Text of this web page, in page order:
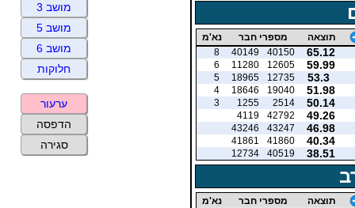
תוצאה מספרי חבר נא'מ
65.12
40150
40149
8
59.99
12605
11280
6
53.3
12735
18965
5
51.98
19040
18646
4
50.14
2514
1255
3
49.26
42792
4119
46.98
43247
43246
40.34
41860
41861
38.51
40519
12734
תוצאה מספרי חבר נא'מ
מושב 3
מושב 5
מושב 6
חלוקות
ערעור
הדפסה
סגירה